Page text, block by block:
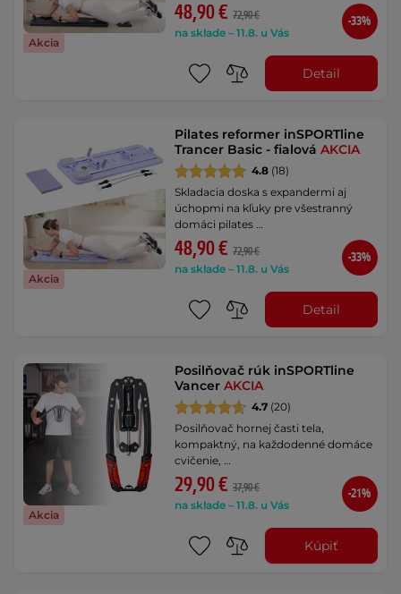
Akcia
48,90 € 72,90 €
na sklade – 11.8. u Vás
-33%
Detail
Akcia
Pilates reformer inSPORTline
Trancer Basic - fialováAKCIA
4.8 (18)
Skladacia doska s expandermi aj
úchopmi na kľuky pre všestranný
domáci pilates …
48,90 € 72,90 €
na sklade – 11.8. u Vás
-33%
Detail
Akcia
Posilňovač rúk inSPORTline
VancerAKCIA
4.7 (20)
Posilňovač hornej časti tela,
kompaktný, na každodenné domáce
cvičenie, …
29,90 € 37,90 €
na sklade – 11.8. u Vás
-21%
Kúpiť